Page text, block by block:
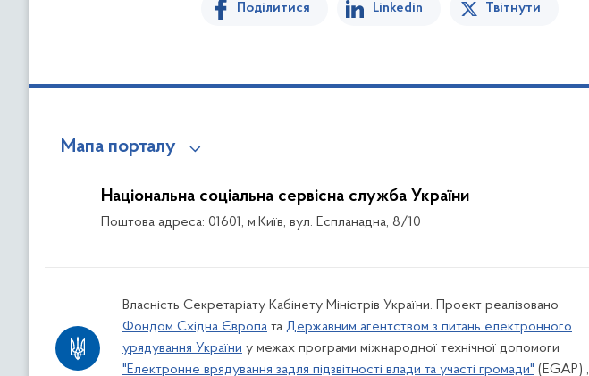
Поділитися Linkedin Твітнути
Мапа порталу
Національна соціальна сервісна служба України
Поштова адреса: 01601, м.Київ, вул. Еспланадна, 8/10
Власність Секретаріату Кабінету Міністрів України. Проект реалізовано
Фондом Східна Європа та Державним агентством з питань електронного
урядування України у межах програми міжнародної технічної допомоги
"Електронне врядування задля підзвітності влади та участі громади" (EGAP) ,